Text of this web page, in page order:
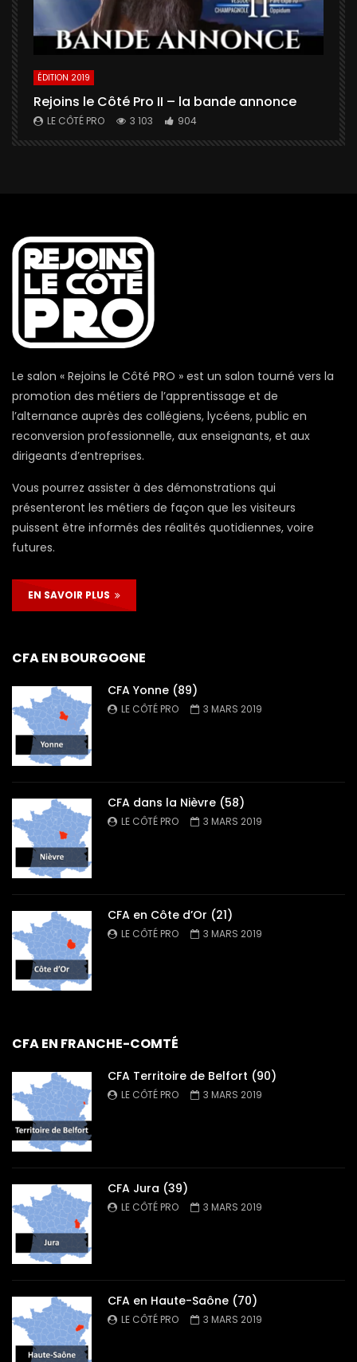
ÉDITION 2019
Rejoins le Côté Pro II – la bande annonce
LE CÔTÉ PRO 3 103 904
Le salon « Rejoins le Côté PRO » est un salon tourné vers la
promotion des métiers de l’apprentissage et de
l’alternance auprès des collégiens, lycéens, public en
reconversion professionnelle, aux enseignants, et aux
dirigeants d’entreprises.
Vous pourrez assister à des démonstrations qui
présenteront les métiers de façon que les visiteurs
puissent être informés des réalités quotidiennes, voire
futures.
EN SAVOIR PLUS
CFA EN BOURGOGNE
CFA Yonne (89)
LE CÔTÉ PRO 3 MARS 2019
CFA dans la Nièvre (58)
LE CÔTÉ PRO 3 MARS 2019
CFA en Côte d’Or (21)
LE CÔTÉ PRO 3 MARS 2019
CFA EN FRANCHE-COMTÉ
CFA Territoire de Belfort (90)
LE CÔTÉ PRO 3 MARS 2019
CFA Jura (39)
LE CÔTÉ PRO 3 MARS 2019
CFA en Haute-Saône (70)
LE CÔTÉ PRO 3 MARS 2019